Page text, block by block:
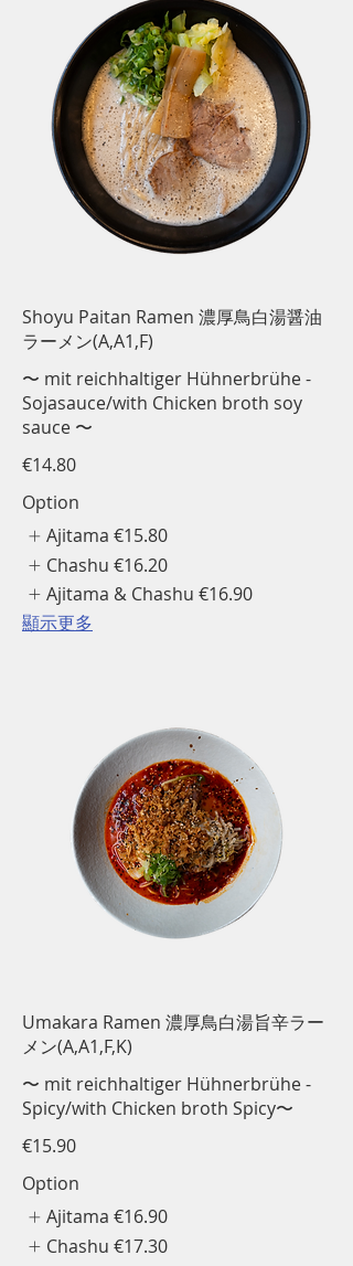
Shoyu Paitan Ramen 濃厚鳥白湯醤油
ラーメン(A,A1,F)
〜 mit reichhaltiger Hühnerbrühe -
Sojasauce/with Chicken broth soy
sauce 〜
€14.80
Option
Ajitama €15.80
Chashu €16.20
Ajitama & Chashu €16.90
顯示更多
Umakara Ramen 濃厚鳥白湯旨辛ラー
メン(A,A1,F,K)
〜 mit reichhaltiger Hühnerbrühe -
Spicy/with Chicken broth Spicy〜
€15.90
Option
Ajitama €16.90
Chashu €17.30